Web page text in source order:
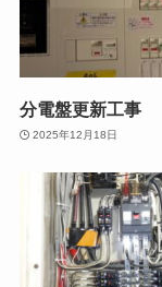
分電盤更新工事
2025年12月18日